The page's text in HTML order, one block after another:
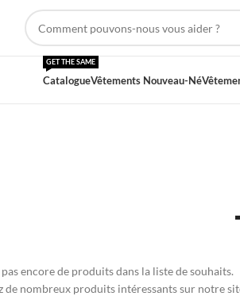
Catalogue
GET THE SAME
Vêtements Nouveau-Né
pas encore de produits dans la liste de souhaits.
de nombreux produits intéressants sur notre